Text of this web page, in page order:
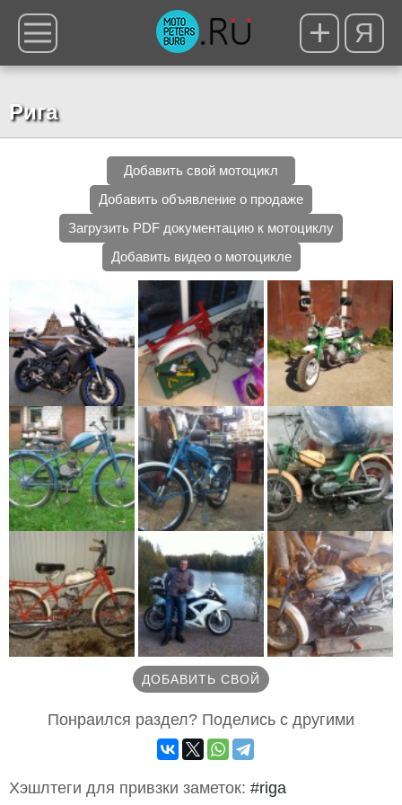
Я
Рига
Добавить свой мотоцикл
Добавить объявление о продаже
Загрузить PDF документацию к мотоциклу
Добавить видео о мотоцикле
ДОБАВИТЬ СВОЙ
Понраился раздел? Поделись с другими
Хэшлтеги для привзки заметок: #riga